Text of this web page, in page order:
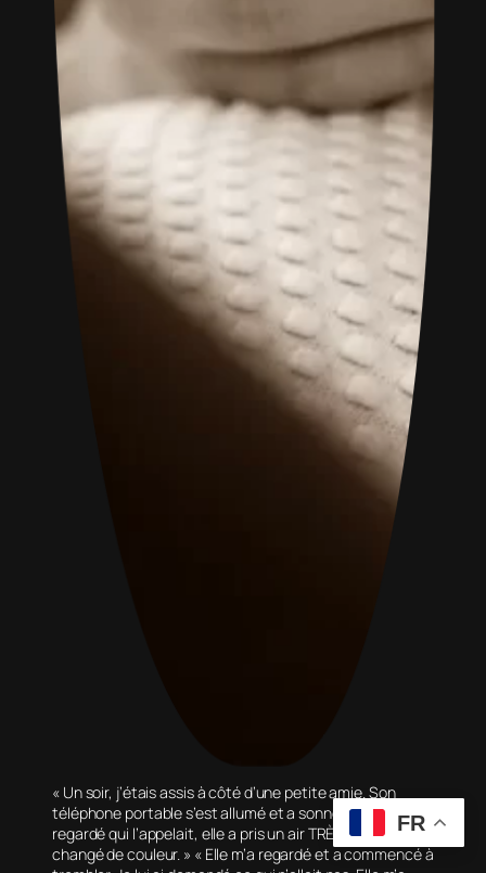
« Un soir, j’étais assis à côté d’une petite amie. Son
téléphone portable s’est allumé et a sonné. Lorsqu’elle a
regardé qui l’appelait, elle a pris un air TRÈS troublé et a
changé de couleur. » « Elle m’a regardé et a commencé à
FR